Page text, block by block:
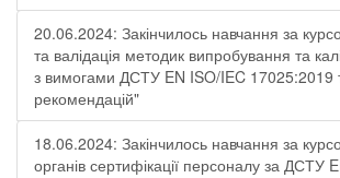
20.06.2024: Закінчилось навчання за
та валідація методик випробування та
з вимогами ДСТУ EN ISO/IEC 17025:2019
рекомендацій"
18.06.2024: Закінчилось навчання за
органів сертифікації персоналу за ДСТУ